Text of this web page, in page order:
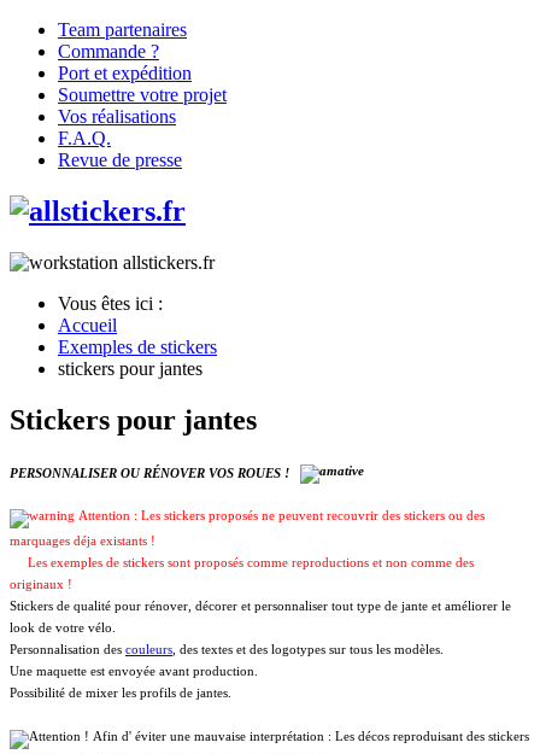
Team partenaires
Commande ?
Port et expédition
Soumettre votre projet
Vos réalisations
F.A.Q.
Revue de presse
Vous êtes ici :
Accueil
Exemples de stickers
stickers pour jantes
Stickers pour jantes
PERSONNALISER OU RÉNOVER VOS ROUES !
Attention : Les stickers proposés ne peuvent recouvrir des stickers ou des
marquages déja existants !
Les exemples de stickers sont proposés comme reproductions et non comme des
originaux !
Stickers de qualité pour rénover, décorer et personnaliser tout type de jante et améliorer le
look de votre vélo.
Personnalisation des couleurs , des textes et des logotypes sur tous les modèles.
Une maquette est envoyée avant production.
Possibilité de mixer les profils de jantes.
Afin d' éviter une mauvaise interprétation : Les décos reproduisant des stickers